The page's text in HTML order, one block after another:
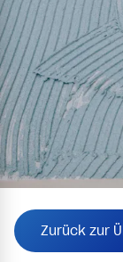
Zurück zur